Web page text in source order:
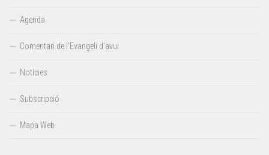
Agenda
Comentari de l’Evangeli d’avui
Notícies
Subscripció
Mapa Web